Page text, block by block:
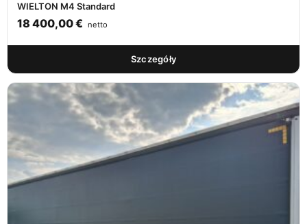
WIELTON M4 Standard
18 400,00€ netto
Szczegóły